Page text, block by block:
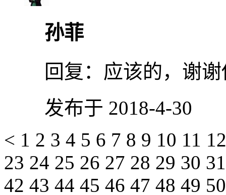
孙菲
回复： 应该的，谢
发布于 2018-4-30
< 1 2 3 4 5 6 7 8 9 10 11
23 24 25 26 27 28 29 30
42 43 44 45 46 47 48 49